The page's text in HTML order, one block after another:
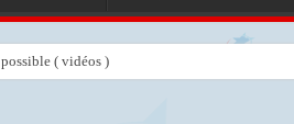
( vidéos )